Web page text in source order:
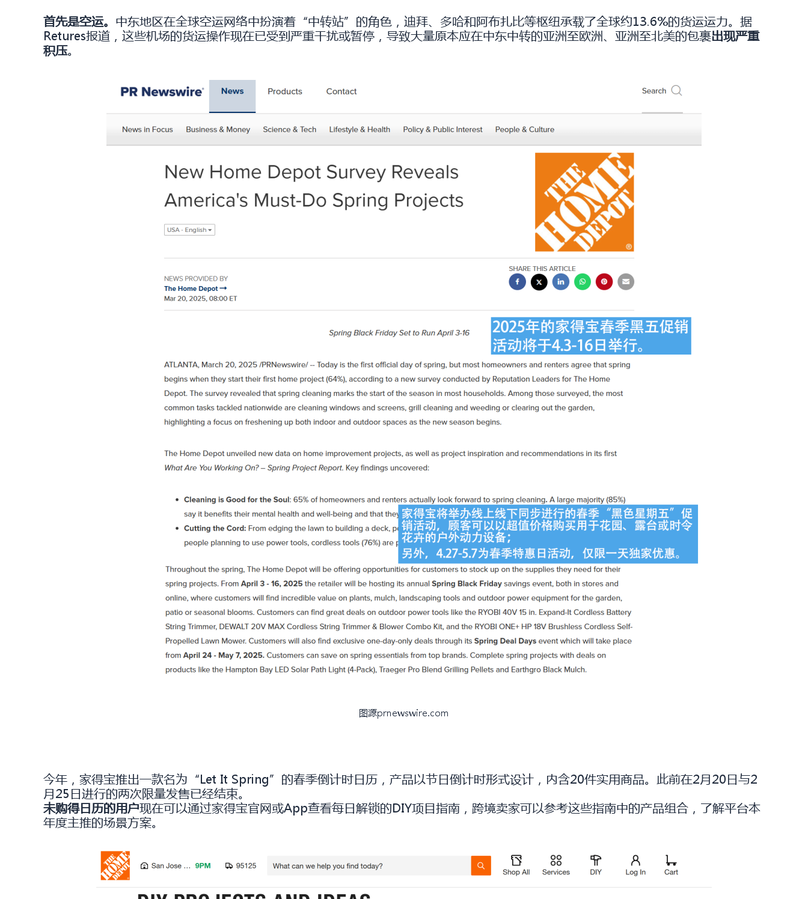
首先是空运。 中东地区在全球空运网络中扮演着“中转站”的角色，迪拜、多哈和阿布扎比等枢纽承载了全球约13.6%的货运运力。据
Retures报道，这些机场的货运操作现在已受到严重干扰或暂停，导致大量原本应在中东中转的亚洲至欧洲、亚洲至北美的包裹出现严重
积压。
图源prnewswire.com
今年，家得宝推出一款名为“Let It Spring”的春季倒计时日历，产品以节日倒计时形式设计，内含20件实用商品。此前在2月20日与2
月25日进行的两次限量发售已经结束。
未购得日历的用户现在可以通过家得宝官网或App查看每日解锁的DIY项目指南，跨境卖家可以参考这些指南中的产品组合，了解平台本
年度主推的场景方案。